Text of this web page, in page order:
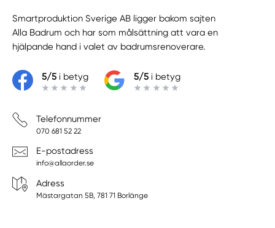
Smartproduktion Sverige AB ligger bakom sajten
Alla Badrum och har som målsättning att vara en
hjälpande hand i valet av badrumsrenoverare.
5/5i betyg 5/5i betyg
Telefonnummer
070 681 52 22
E-postadress
info@allaorder.se
Adress
Mästargatan 5B, 781 71 Borlänge